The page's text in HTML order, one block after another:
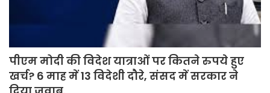
पीएम मोदी की विदेश यात्राओं पर कितने रुपये हुए
खर्च? 6 माह में 13 विदेशी दौरे, संसद में सरकार ने